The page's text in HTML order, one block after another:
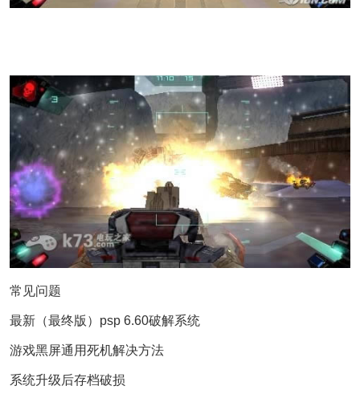
常见问题
最新（最终版）psp 6.60破解系统
游戏黑屏通用死机解决方法
系统升级后存档破损